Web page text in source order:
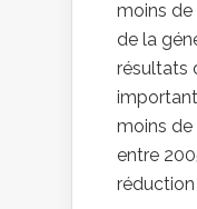
moins de
de la
résultats
moins de
entre
réduction